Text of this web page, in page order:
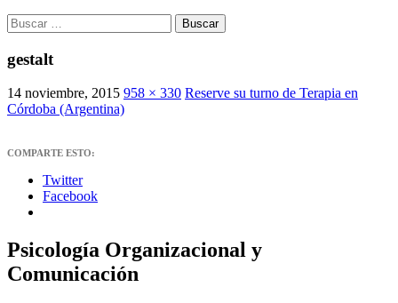
Buscar:
gestalt
14 noviembre, 2015 958 × 330 Reserve su turno de Terapia en
Córdoba (Argentina)
COMPARTE ESTO:
Twitter
Facebook
Psicología Organizacional y
Comunicación